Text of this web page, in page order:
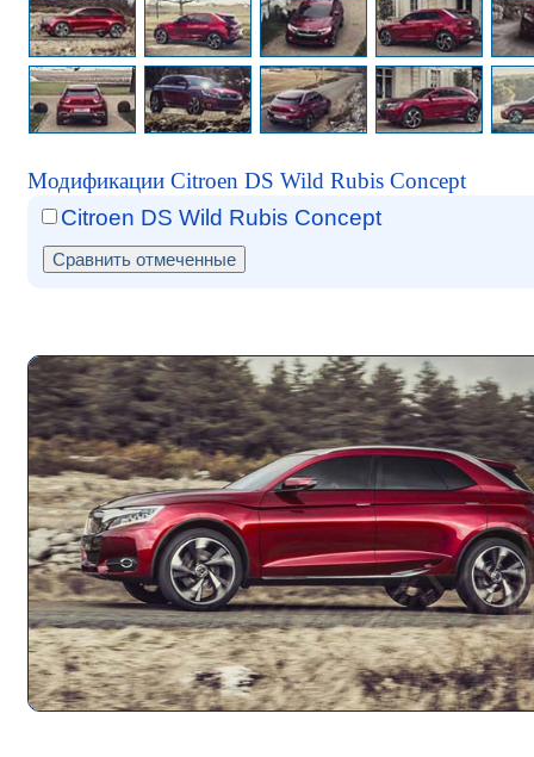
Модификации Citroen DS Wild Rubis Concept
Citroen DS Wild Rubis Concept